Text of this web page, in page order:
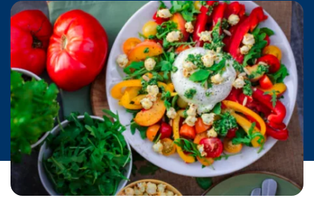
INSIGHTS
INICIATIVAS
CONTATO